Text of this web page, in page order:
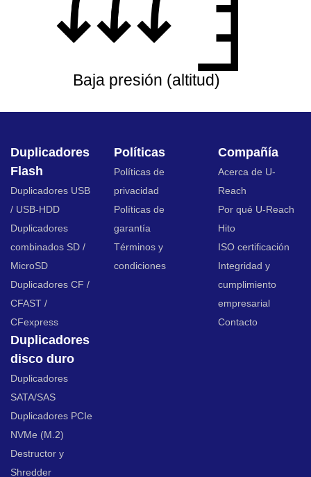
Baja presión (altitud)
Duplicadores
Flash
Duplicadores USB
/ USB-HDD
Duplicadores
combinados SD /
MicroSD
Duplicadores CF /
CFAST /
CFexpress
Duplicadores
disco duro
Duplicadores
SATA/SAS
Duplicadores PCIe
NVMe (M.2)
Destructor y
Shredder
Políticas
Políticas de
privacidad
Políticas de
garantía
Términos y
condiciones
Compañía
Acerca de U-
Reach
Por qué U-Reach
Hito
ISO certificación
Integridad y
cumplimiento
empresarial
Contacto